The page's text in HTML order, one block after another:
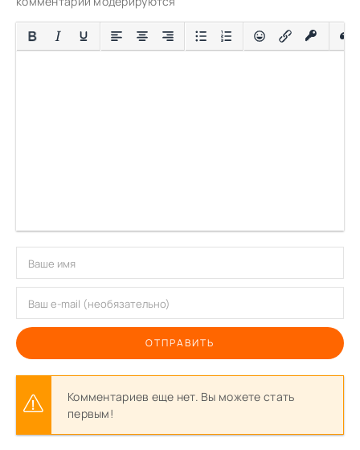
ОТПРАВИТЬ
Комментариев еще нет. Вы можете стать
первым!